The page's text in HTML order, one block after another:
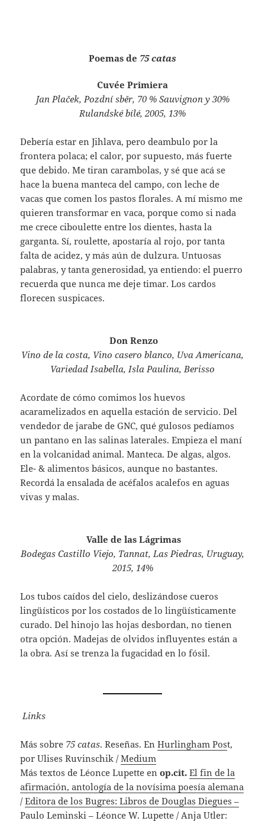
Poemas de 75 catas
Cuvée Primiera
Jan Plaček, Pozdní sběr, 70 % Sauvignon y 30%
Rulandské bílé, 2005, 13%
Debería estar en Jihlava, pero deambulo por la
frontera polaca; el calor, por supuesto, más fuerte
que debido. Me tiran carambolas, y sé que acá se
hace la buena manteca del campo, con leche de
vacas que comen los pastos florales. A mí mismo me
quieren transformar en vaca, porque como si nada
me crece ciboulette entre los dientes, hasta la
garganta. Sí, roulette, apostaría al rojo, por tanta
falta de acidez, y más aún de dulzura. Untuosas
palabras, y tanta generosidad, ya entiendo: el puerro
recuerda que nunca me deje timar. Los cardos
florecen suspicaces.
Don Renzo
Vino de la costa, Vino casero blanco, Uva Americana,
Variedad Isabella, Isla Paulina, Berisso
Acordate de cómo comimos los huevos
acaramelizados en aquella estación de servicio. Del
vendedor de jarabe de GNC, qué gulosos pedíamos
un pantano en las salinas laterales. Empieza el maní
en la volcanidad animal. Manteca. De algas, algos.
Ele- & alimentos básicos, aunque no bastantes.
Recordá la ensalada de acéfalos acalefos en aguas
vivas y malas.
Valle de las Lágrimas
Bodegas Castillo Viejo, Tannat, Las Piedras, Uruguay,
2015, 14%
Los tubos caídos del cielo, deslizándose cueros
lingüísticos por los costados de lo lingüísticamente
curado. Del hinojo las hojas desbordan, no tienen
otra opción. Madejas de olvidos influyentes están a
la obra. Así se trenza la fugacidad en lo fósil.
Links
Más sobre 75 catas. Reseñas. EnHurlingham Post,
por Ulises Ruvinschik /Medium
Más textos de Léonce Lupette enop.cit. El fin de la
afirmación, antología de la novísima poesía alemana
/Editora de los Bugres: Libros de Douglas Diegues –
Paulo Leminski – Léonce W. Lupette / Anja Utler: